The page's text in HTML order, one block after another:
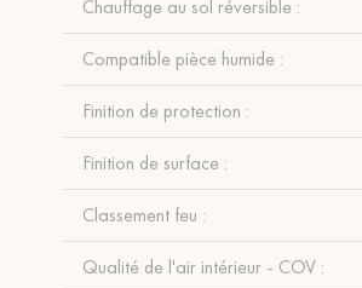
Chauffage au sol réversible :
Compatible pièce humide :
Finition de protection :
Finition de surface :
Classement feu :
Qualité de l'air intérieur - COV :